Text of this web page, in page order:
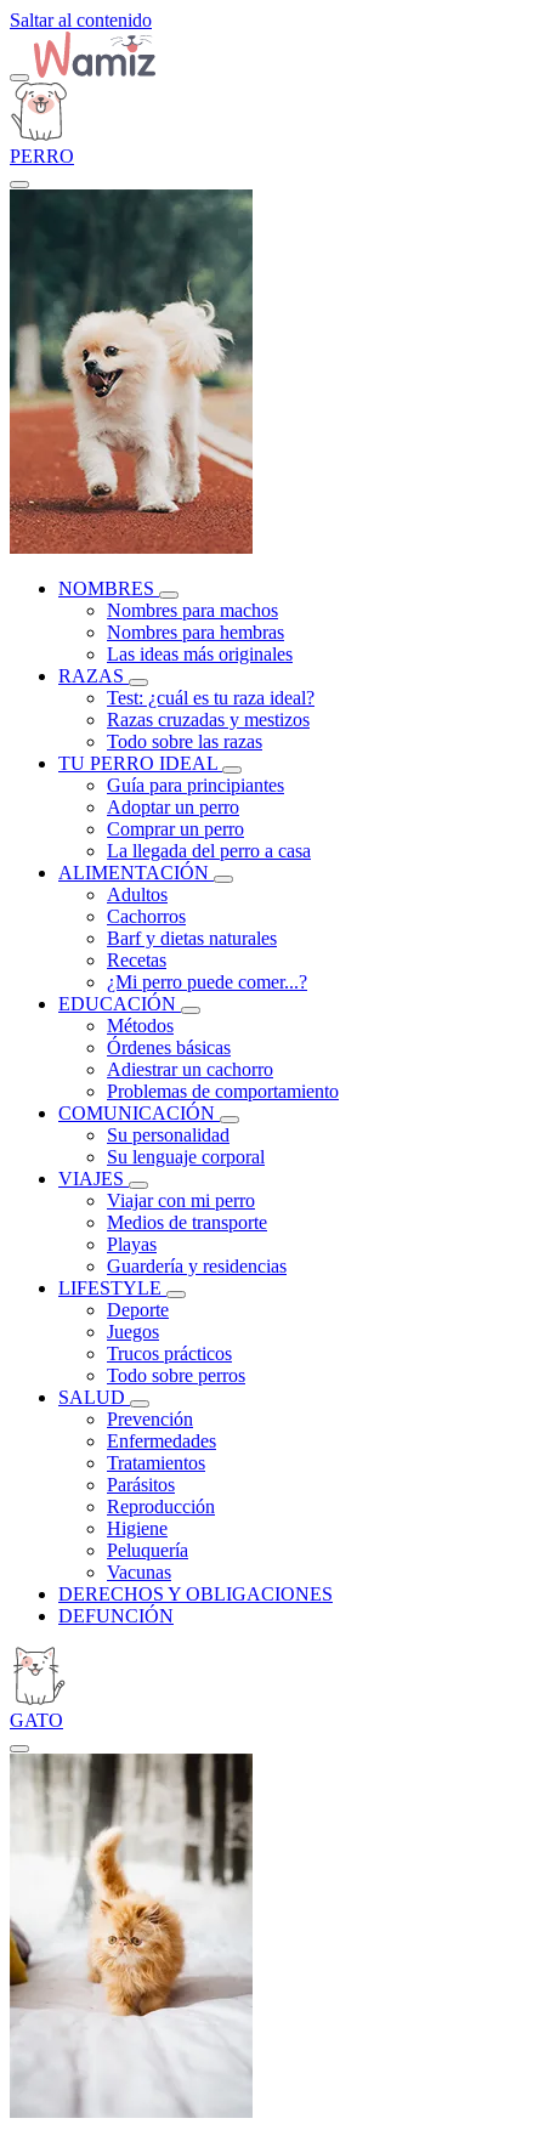
Saltar al contenido
PERRO
NOMBRES
Nombres para machos
Nombres para hembras
Las ideas más originales
RAZAS
Test: ¿cuál es tu raza ideal?
Razas cruzadas y mestizos
Todo sobre las razas
TU PERRO IDEAL
Guía para principiantes
Adoptar un perro
Comprar un perro
La llegada del perro a casa
ALIMENTACIÓN
Adultos
Cachorros
Barf y dietas naturales
Recetas
¿Mi perro puede comer...?
EDUCACIÓN
Métodos
Órdenes básicas
Adiestrar un cachorro
Problemas de comportamiento
COMUNICACIÓN
Su personalidad
Su lenguaje corporal
VIAJES
Viajar con mi perro
Medios de transporte
Playas
Guardería y residencias
LIFESTYLE
Deporte
Juegos
Trucos prácticos
Todo sobre perros
SALUD
Prevención
Enfermedades
Tratamientos
Parásitos
Reproducción
Higiene
Peluquería
Vacunas
DERECHOS Y OBLIGACIONES
DEFUNCIÓN
GATO